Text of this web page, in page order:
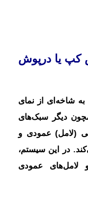
کپ یا درپوش
شاخه‌ای از نمای
دیگر سبک‌های
(لامل) عمودی و
در این سیستم،
لامل‌های عمودی